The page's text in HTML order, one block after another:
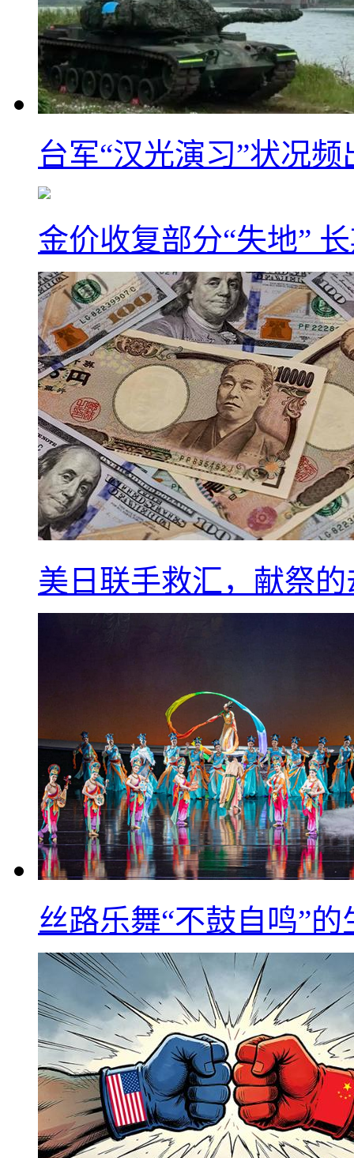
台军“汉光演习”状况
金价收复部分“失地”
美日联手救汇，献祭
丝路乐舞“不鼓自鸣”